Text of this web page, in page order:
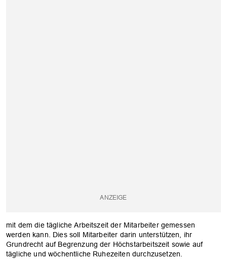
mit dem die tägliche Arbeitszeit der Mitarbeiter gemessen
werden kann. Dies soll Mitarbeiter darin unterstützen, ihr
Grundrecht auf Begrenzung der Höchstarbeitszeit sowie auf
tägliche und wöchentliche Ruhezeiten durchzusetzen.